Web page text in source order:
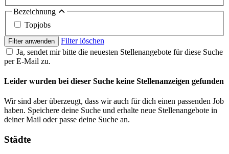
Bezeichnung
Topjobs
Filter anwenden
Filter löschen
Ja, sendet mir bitte die neuesten Stellenangebote für diese Suche
per E-Mail zu.
Leider wurden bei dieser Suche keine Stellenanzeigen gefunden
Wir sind aber überzeugt, dass wir auch für dich einen passenden Job
haben. Speichere deine Suche und erhalte neue Stellenangebote in
deiner Mail oder passe deine Suche an.
Städte